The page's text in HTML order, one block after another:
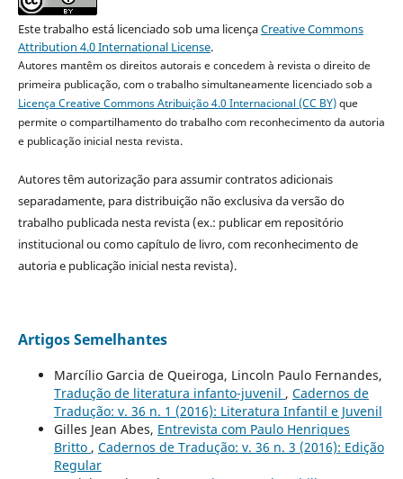
Este trabalho está licenciado sob uma licençaCreative Commons
Attribution 4.0 International License.
Autores mantêm os direitos autorais e concedem à revista o direito de
primeira publicação, com o trabalho simultaneamente licenciado sob a
Licença Creative Commons Atribuição 4.0 Internacional (CC BY)que
permite o compartilhamento do trabalho com reconhecimento da autoria
e publicação inicial nesta revista.
Autores têm autorização para assumir contratos adicionais
separadamente, para distribuição não exclusiva da versão do
trabalho publicada nesta revista (ex.: publicar em repositório
institucional ou como capítulo de livro, com reconhecimento de
autoria e publicação inicial nesta revista).
Artigos Semelhantes
Marcílio Garcia de Queiroga, Lincoln Paulo Fernandes,
Tradução de literatura infanto-juvenil , Cadernos de
Tradução: v. 36 n. 1 (2016): Literatura Infantil e Juvenil
Gilles Jean Abes, Entrevista com Paulo Henriques
Britto , Cadernos de Tradução: v. 36 n. 3 (2016): Edição
Regular